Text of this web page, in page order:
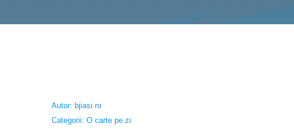
Autor: bjiasi.ro
Categorii: O carte pe zi